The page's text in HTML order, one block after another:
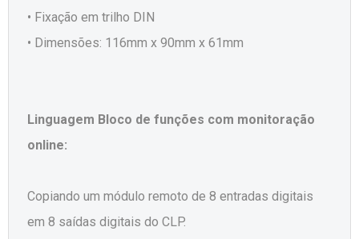
• Fixação em trilho DIN
• Dimensões: 116mm x 90mm x 61mm
Linguagem Bloco de funções com monitoração
online:
Copiando um módulo remoto de 8 entradas digitais
em 8 saídas digitais do CLP.